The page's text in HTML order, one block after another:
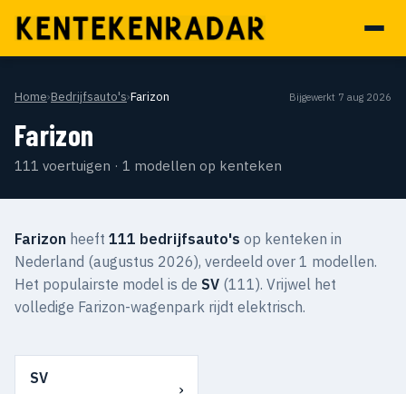
Home›Bedrijfsauto's›Farizon Bijgewerkt 7 aug 2026
Farizon
111 voertuigen · 1 modellen op kenteken
Farizon heeft 111 bedrijfsauto's op kenteken in
Nederland (augustus 2026), verdeeld over 1 modellen.
Het populairste model is de SV (111). Vrijwel het
volledige Farizon-wagenpark rijdt elektrisch.
SV
›